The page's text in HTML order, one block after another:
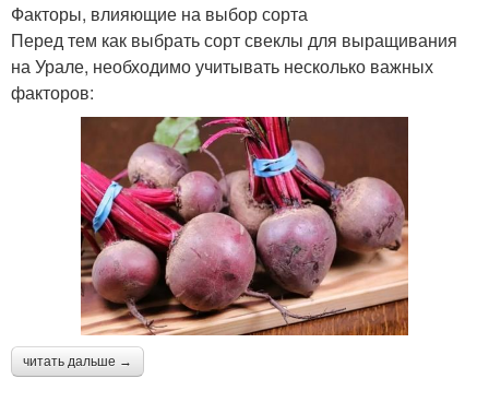
Факторы, влияющие на выбор сорта
Перед тем как выбрать сорт свеклы для выращивания
на Урале, необходимо учитывать несколько важных
факторов:
читать дальше →